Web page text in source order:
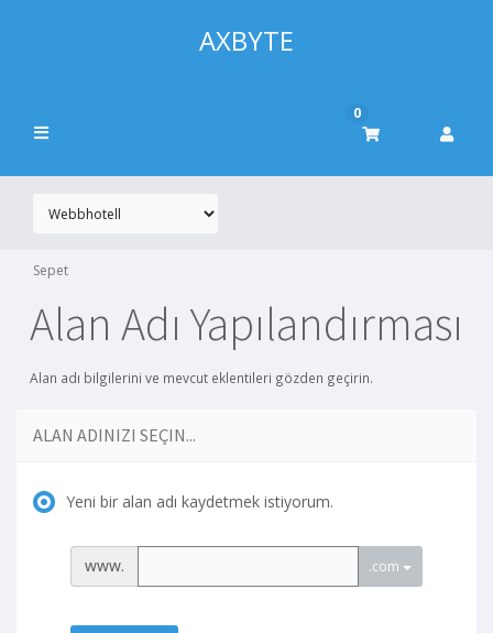
AXBYTE
0
Sepet
Alan Adı Yapılandırması
Alan adı bilgilerini ve mevcut eklentileri gözden geçirin.
ALAN ADINIZI SEÇIN...
Yeni bir alan adı kaydetmek istiyorum.
www. .com